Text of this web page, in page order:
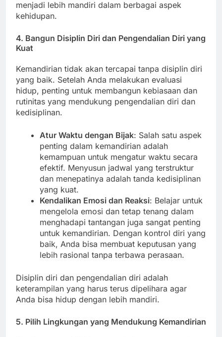
menjadi lebih mandiri dalam berbagai aspek
kehidupan.
4. Bangun Disiplin Diri dan Pengendalian Diri yang
Kuat
Kemandirian tidak akan tercapai tanpa disiplin diri
yang baik. Setelah Anda melakukan evaluasi
hidup, penting untuk membangun kebiasaan dan
rutinitas yang mendukung pengendalian diri dan
kedisiplinan.
Atur Waktu dengan Bijak: Salah satu aspek
penting dalam kemandirian adalah
kemampuan untuk mengatur waktu secara
efektif. Menyusun jadwal yang terstruktur
dan menepatinya adalah tanda kedisiplinan
yang kuat.
Kendalikan Emosi dan Reaksi: Belajar untuk
mengelola emosi dan tetap tenang dalam
menghadapi tantangan juga sangat penting
untuk kemandirian. Dengan kontrol diri yang
baik, Anda bisa membuat keputusan yang
lebih rasional tanpa terbawa perasaan.
Disiplin diri dan pengendalian diri adalah
keterampilan yang harus terus dipelihara agar
Anda bisa hidup dengan lebih mandiri.
5. Pilih Lingkungan yang Mendukung Kemandirian